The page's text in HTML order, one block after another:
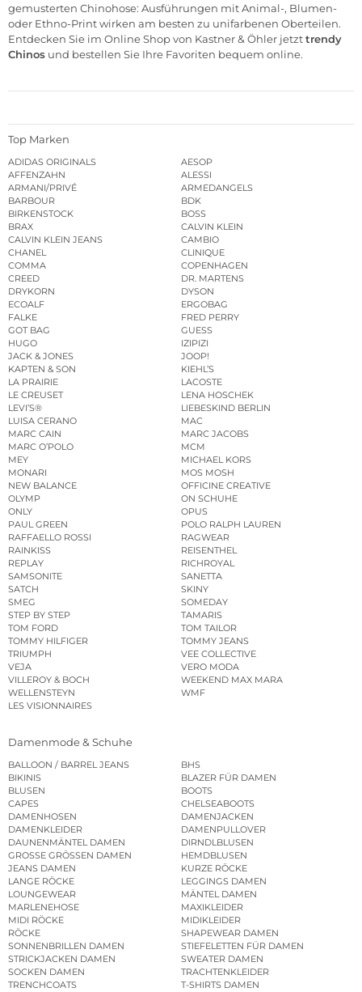
gemusterten Chinohose: Ausführungen mit Animal-, Blumen-
oder Ethno-Print wirken am besten zu unifarbenen Oberteilen.
Entdecken Sie im Online Shop von Kastner & Öhler jetzttrendy
Chinos und bestellen Sie Ihre Favoriten bequem online.
Top Marken
ADIDAS ORIGINALS
AESOP
AFFENZAHN
ALESSI
ARMANI/PRIVÉ
ARMEDANGELS
BARBOUR
BDK
BIRKENSTOCK
BOSS
BRAX
CALVIN KLEIN
CALVIN KLEIN JEANS
CAMBIO
CHANEL
CLINIQUE
COMMA
COPENHAGEN
CREED
DR. MARTENS
DRYKORN
DYSON
ECOALF
ERGOBAG
FALKE
FRED PERRY
GOT BAG
GUESS
HUGO
IZIPIZI
JACK & JONES
JOOP!
KAPTEN & SON
KIEHL’S
LA PRAIRIE
LACOSTE
LE CREUSET
LENA HOSCHEK
LEVI’S®
LIEBESKIND BERLIN
LUISA CERANO
MAC
MARC CAIN
MARC JACOBS
MARC O’POLO
MCM
MEY
MICHAEL KORS
MONARI
MOS MOSH
NEW BALANCE
OFFICINE CREATIVE
OLYMP
ON SCHUHE
ONLY
OPUS
PAUL GREEN
POLO RALPH LAUREN
RAFFAELLO ROSSI
RAGWEAR
RAINKISS
REISENTHEL
REPLAY
RICHROYAL
SAMSONITE
SANETTA
SATCH
SKINY
SMEG
SOMEDAY
STEP BY STEP
TAMARIS
TOM FORD
TOM TAILOR
TOMMY HILFIGER
TOMMY JEANS
TRIUMPH
VEE COLLECTIVE
VEJA
VERO MODA
VILLEROY & BOCH
WEEKEND MAX MARA
WELLENSTEYN
WMF
LES VISIONNAIRES
Damenmode & Schuhe
BALLOON / BARREL JEANS
BHS
BIKINIS
BLAZER FÜR DAMEN
BLUSEN
BOOTS
CAPES
CHELSEABOOTS
DAMENHOSEN
DAMENJACKEN
DAMENKLEIDER
DAMENPULLOVER
DAUNENMÄNTEL DAMEN
DIRNDLBLUSEN
GROSSE GRÖSSEN DAMEN
HEMDBLUSEN
JEANS DAMEN
KURZE RÖCKE
LANGE RÖCKE
LEGGINGS DAMEN
LOUNGEWEAR
MÄNTEL DAMEN
MARLENEHOSE
MAXIKLEIDER
MIDI RÖCKE
MIDIKLEIDER
RÖCKE
SHAPEWEAR DAMEN
SONNENBRILLEN DAMEN
STIEFELETTEN FÜR DAMEN
STRICKJACKEN DAMEN
SWEATER DAMEN
SOCKEN DAMEN
TRACHTENKLEIDER
TRENCHCOATS
T-SHIRTS DAMEN